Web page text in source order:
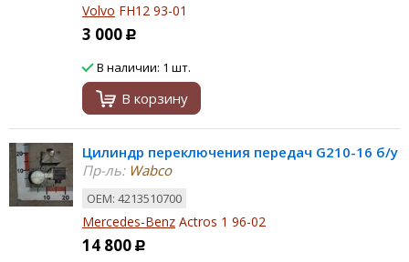
Volvo FH12 93-01
3 000 Р
В наличии: 1 шт.
В корзину
Цилиндр переключения передач G210-16 б/у
Пр-ль:Wabco
ОЕМ: 4213510700
Mercedes-Benz Actros 1 96-02
14 800 Р